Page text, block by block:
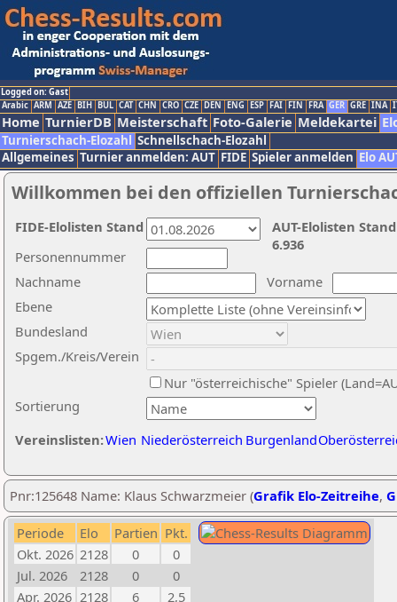
Logged on: Gast
Arabic ARM AZE BIH BUL CAT CHN CRO CZE DEN ENG ESP FAI FIN FRA GER GRE INA
Home TurnierDB Meisterschaft Foto-Galerie Meldekartei
Turnierschach-Elozahl Schnellschach-Elozahl
Allgemeines Turnier anmelden: AUT FIDE Spieler anmelden Elo
Willkommen bei den offiziellen
Nachname
Vorname
Ebene
Sortierung
Personennummer
Bundesland
Spgem./Kreis/Verein
Nur "österreichische" Spieler
Vereinslisten:Wien Niederösterreich Burgenland
AUT-Elolisten
6.936
FIDE-Elolisten Stand
Pnr:125648 Name: Klaus Schwarzmeier (Grafik Elo-Zeitreihe,
Periode Elo Partien Pkt.
Okt. 2026 2128 0
0
Jul. 2026
2128 0
0
Apr. 2026 2128 6
2,5